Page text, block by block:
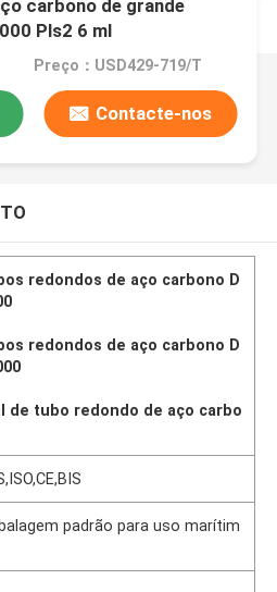
carbono de grande
Pls2 6 ml
Preço：USD429-719/T
Contacte-nos
redondos de aço carbono D
redondos de aço carbono D
de tubo redondo de aço carbo
padrão para uso marítim